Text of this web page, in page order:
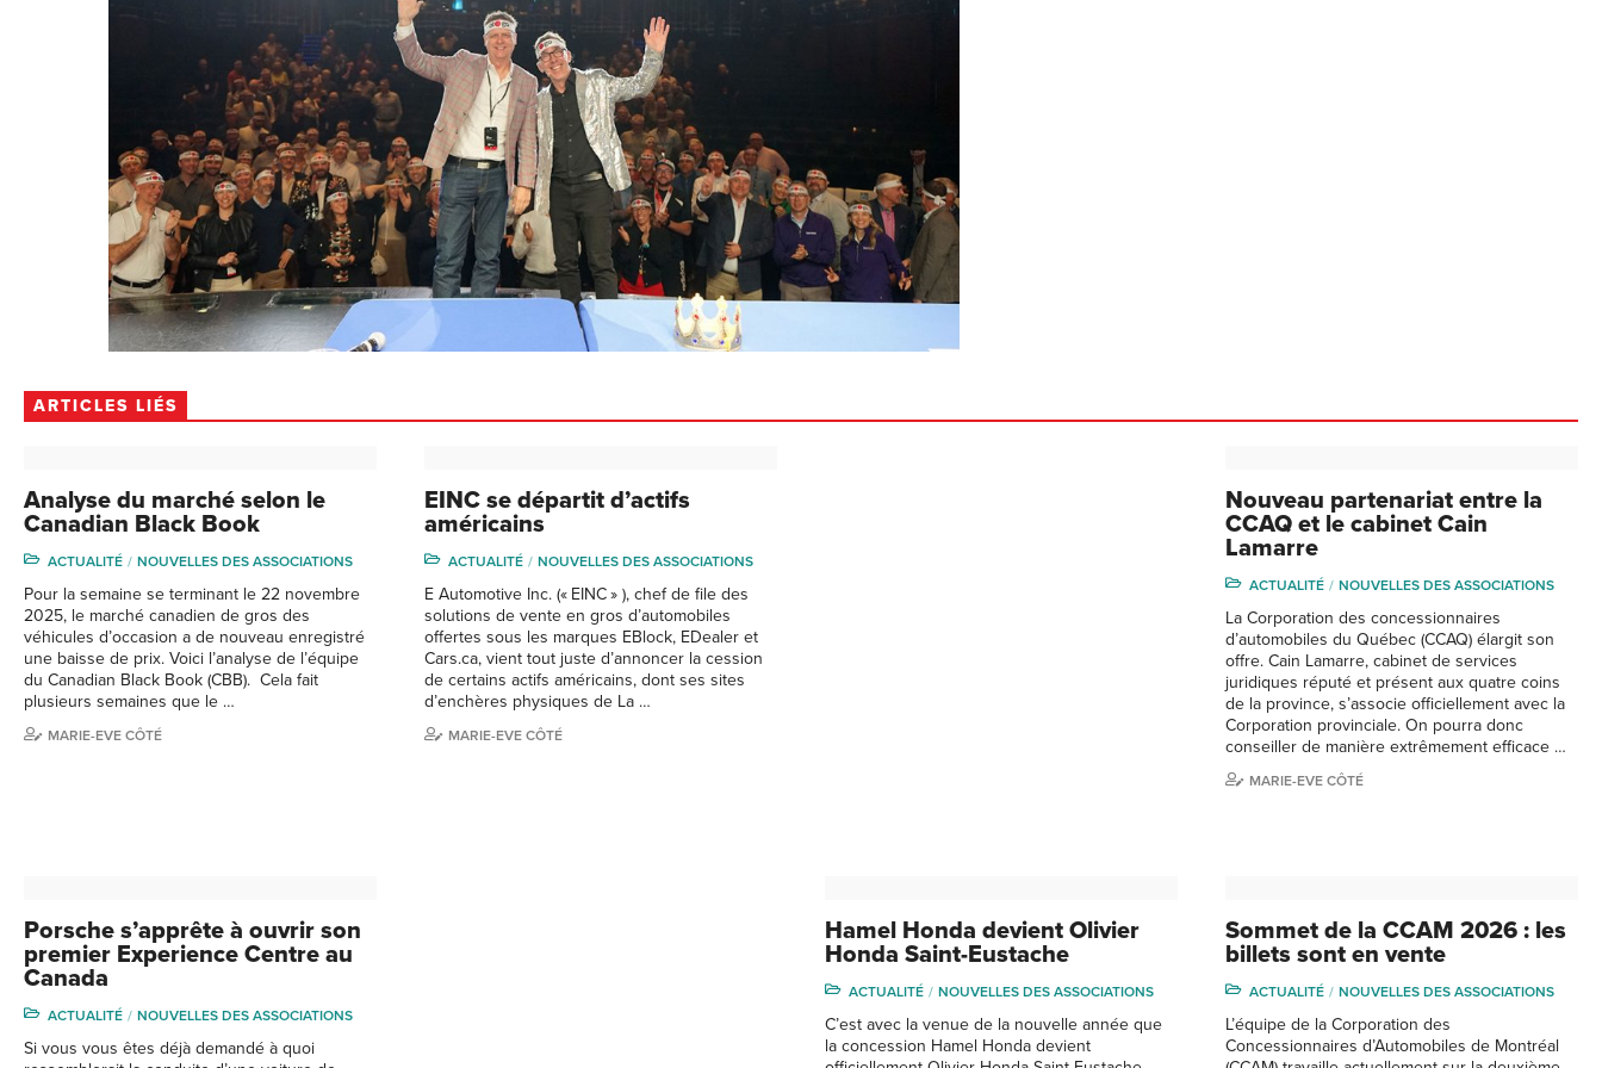
ARTICLES LIÉS
Analyse du marché selon le
Canadian Black Book
ACTUALITÉ NOUVELLES DES ASSOCIATIONS
Pour la semaine se terminant le 22 novembre
2025, le marché canadien de gros des
véhicules d’occasion a de nouveau enregistré
une baisse de prix. Voici l’analyse de l’équipe
du Canadian Black Book (CBB). Cela fait
plusieurs semaines que le …
MARIE-EVE CÔTÉ
EINC se départit d’actifs
américains
ACTUALITÉ NOUVELLES DES ASSOCIATIONS
E Automotive Inc. (« EINC » ), chef de file des
solutions de vente en gros d’automobiles
offertes sous les marques EBlock, EDealer et
Cars.ca, vient tout juste d’annoncer la cession
de certains actifs américains, dont ses sites
d’enchères physiques de La …
MARIE-EVE CÔTÉ
Nouveau partenariat entre la
CCAQ et le cabinet Cain
Lamarre
ACTUALITÉ NOUVELLES DES ASSOCIATIONS
La Corporation des concessionnaires
d’automobiles du Québec (CCAQ) élargit son
offre. Cain Lamarre, cabinet de services
juridiques réputé et présent aux quatre coins
de la province, s’associe officiellement avec la
Corporation provinciale. On pourra donc
conseiller de manière extrêmement efficace …
MARIE-EVE CÔTÉ
Porsche s’apprête à ouvrir son
premier Experience Centre au
Canada
ACTUALITÉ NOUVELLES DES ASSOCIATIONS
Si vous vous êtes déjà demandé à quoi
Hamel Honda devient Olivier
Honda Saint-Eustache
ACTUALITÉ NOUVELLES DES ASSOCIATIONS
C’est avec la venue de la nouvelle année que
la concession Hamel Honda devient
Sommet de la CCAM 2026 : les
billets sont en vente
ACTUALITÉ NOUVELLES DES ASSOCIATIONS
L’équipe de la Corporation des
Concessionnaires d’Automobiles de Montréal